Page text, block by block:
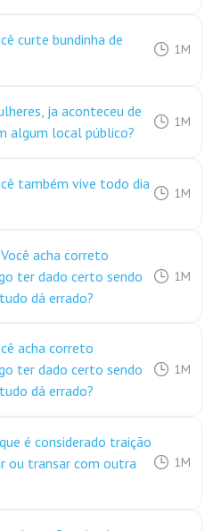
curte bundinha de
1M
ja aconteceu de
algum local público?
1M
também vive todo dia
1M
Você acha correto
ter dado certo sendo
dá errado?
1M
acha correto
ter dado certo sendo
dá errado?
1M
é considerado traição
ou transar com outra
1M